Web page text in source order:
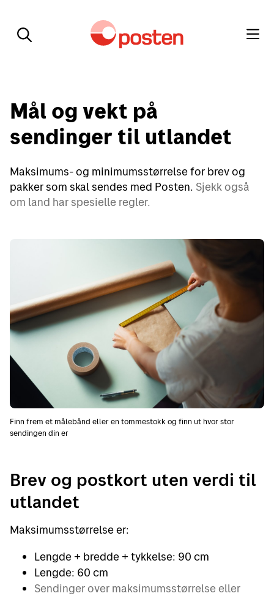
Mål og vekt på
sendinger til utlandet
Maksimums- og minimumsstørrelse for brev og
pakker som skal sendes med Posten. Sjekk også
om land har spesielle regler.
Finn frem et målebånd eller en tommestokk og finn ut hvor stor
sendingen din er
Brev og postkort uten verdi til
utlandet
Maksimumsstørrelse er:
Lengde + bredde + tykkelse: 90 cm
Lengde: 60 cm
Sendinger over maksimumsstørrelse eller